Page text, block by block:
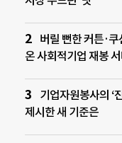
버릴 뻔한 커튼·
온 사회적기업 재봉
기업자원봉사의 ‘
제시한 새 기준은